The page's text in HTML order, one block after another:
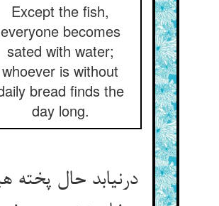
Except the fish,
everyone becomes
sated with water;
whoever is without
bread finds the
day long.
درنیابد حال پخته